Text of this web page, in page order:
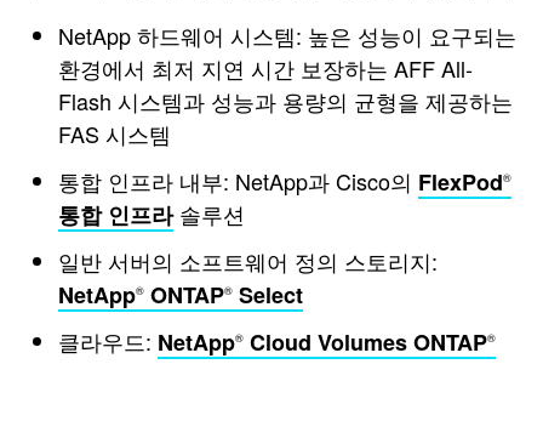
NetApp 하드웨어 시스템: 높은 성능이 요구되는
환경에서 최저 지연 시간 보장하는 AFF All-
Flash 시스템과 성능과 용량의 균형을 제공하는
FAS 시스템
통합 인프라 내부: NetApp과 Cisco의 FlexPod®
통합 인프라솔루션
일반 서버의 소프트웨어 정의 스토리지:
NetApp® ONTAP® Select
클라우드: NetApp® Cloud Volumes ONTAP®